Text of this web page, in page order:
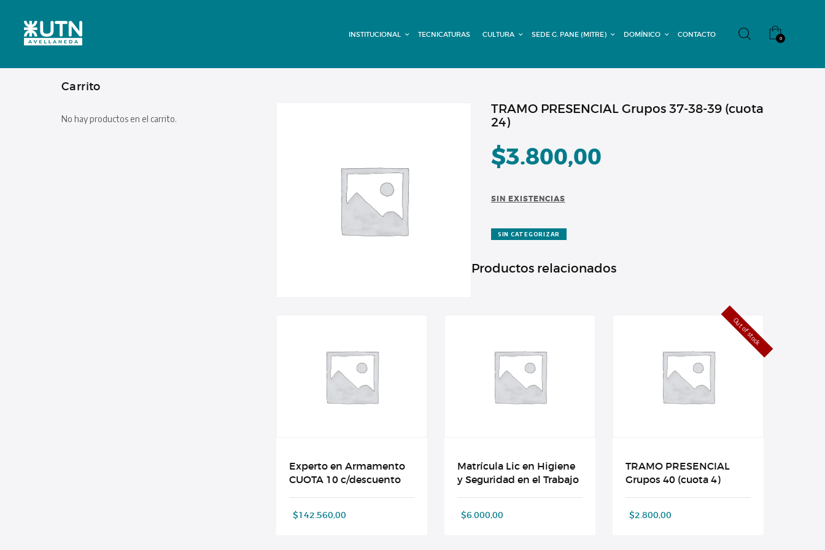
INSTITUCIONAL TECNICATURAS CULTURA SEDE G. PANE (MITRE) DOMÍNICO CONTACTO 0
DOMÍNICO
CONTACTO
TRAMO PRESENCIAL Grupos 37-38-39 (cuota
24)
$3.800,00
SIN EXISTENCIAS
SIN CATEGORIZAR
Productos relacionados
Experto en Armamento
CUOTA 10 c/descuento
$142.560,00
Matrícula Lic en Higiene
y Seguridad en el Trabajo
$6.000,00
Out of stock
TRAMO PRESENCIAL
Grupos 40 (cuota 4)
$2.800,00
Carrito
No hay productos en el carrito.